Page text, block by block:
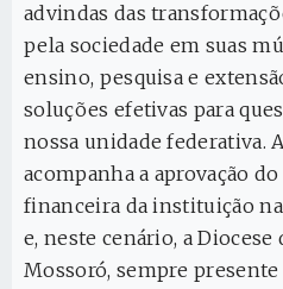
advindas das
pela sociedade em suas
ensino, pesquisa e
soluções efetivas para
nossa unidade federativa.
acompanha a aprovação
financeira da instituição
e, neste cenário, a Diocese
Mossoró, sempre presente